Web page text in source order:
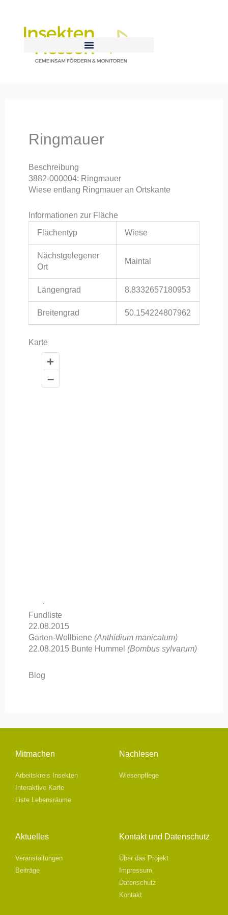
springen
Ringmauer
Beschreibung
3882-000004: Ringmauer
Wiese entlang Ringmauer an Ortskante
Informationen zur Fläche
Flächentyp
Wiese
Nächstgelegener
Ort
Maintal
Längengrad 8.8332657180953
Breitengrad 50.154224807962
Karte
+
–
Fundliste
22.08.2015
Garten-Wollbiene (Anthidium manicatum)
22.08.2015 Bunte Hummel (Bombus sylvarum)
Blog
Mitmachen
Arbeitskreis Insekten
Interaktive Karte
Liste Lebensräume
Nachlesen
Wiesenpflege
Aktuelles
Veranstaltungen
Beiträge
Kontakt und Datenschutz
Über das Projekt
Impressum
Datenschutz
Kontakt